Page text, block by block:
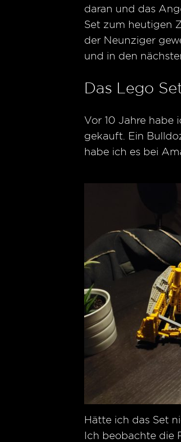
daran und das
Set zum heutigen
der Neunziger
und in den
Das Lego
Vor 10 Jahre habe
gekauft. Ein
habe ich es bei
Hätte ich das Set
Ich beobachte die